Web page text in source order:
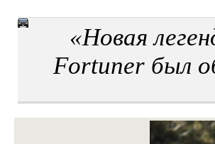
«Новая
Fortuner был